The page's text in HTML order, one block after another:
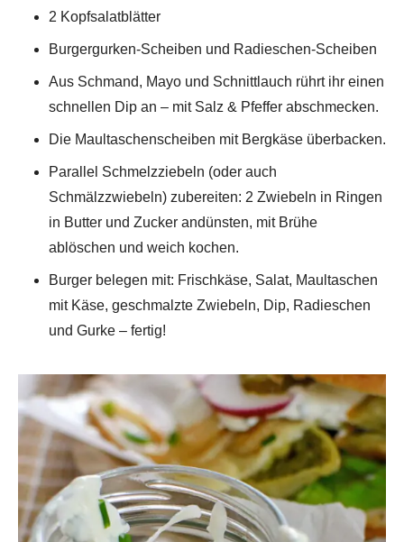
2 Kopfsalatblätter
Burgergurken-Scheiben und Radieschen-Scheiben
Aus Schmand, Mayo und Schnittlauch rührt ihr einen
schnellen Dip an – mit Salz & Pfeffer abschmecken.
Die Maultaschenscheiben mit Bergkäse überbacken.
Parallel Schmelzziebeln (oder auch
Schmälzzwiebeln) zubereiten: 2 Zwiebeln in Ringen
in Butter und Zucker andünsten, mit Brühe
ablöschen und weich kochen.
Burger belegen mit: Frischkäse, Salat, Maultaschen
mit Käse, geschmalzte Zwiebeln, Dip, Radieschen
und Gurke – fertig!